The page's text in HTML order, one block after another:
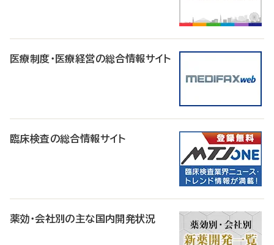
医療制度・医療経営の総合情報サイト
臨床検査の総合情報サイト
薬効・会社別の主な国内開発状況